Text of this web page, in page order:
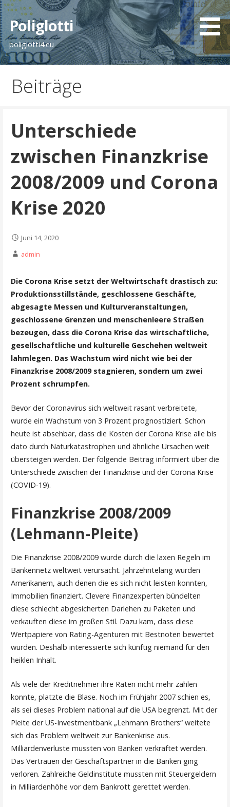
Zum
Inhalt
springen
Poliglotti
poliglotti4.eu
Beiträge
Unterschiede
zwischen Finanzkrise
2008/2009 und Corona
Krise 2020
Juni 14, 2020
admin
Die Corona Krise setzt der Weltwirtschaft drastisch zu:
Produktionsstillstände, geschlossene Geschäfte,
abgesagte Messen und Kulturveranstaltungen,
geschlossene Grenzen und menschenleere Straßen
bezeugen, dass die Corona Krise das wirtschaftliche,
gesellschaftliche und kulturelle Geschehen weltweit
lahmlegen. Das Wachstum wird nicht wie bei der
Finanzkrise 2008/2009 stagnieren, sondern um zwei
Prozent schrumpfen.
Bevor der Coronavirus sich weltweit rasant verbreitete,
wurde ein Wachstum von 3 Prozent prognostiziert. Schon
heute ist absehbar, dass die Kosten der Corona Krise alle bis
dato durch Naturkatastrophen und ähnliche Ursachen weit
übersteigen werden. Der folgende Beitrag informiert über die
Unterschiede zwischen der Finanzkrise und der Corona Krise
(COVID-19).
Finanzkrise 2008/2009
(Lehmann-Pleite)
Die Finanzkrise 2008/2009 wurde durch die laxen Regeln im
Bankennetz weltweit verursacht. Jahrzehntelang wurden
Amerikanern, auch denen die es sich nicht leisten konnten,
Immobilien finanziert. Clevere Finanzexperten bündelten
diese schlecht abgesicherten Darlehen zu Paketen und
verkauften diese im großen Stil. Dazu kam, dass diese
Wertpapiere von Rating-Agenturen mit Bestnoten bewertet
wurden. Deshalb interessierte sich künftig niemand für den
heiklen Inhalt.
Als viele der Kreditnehmer ihre Raten nicht mehr zahlen
konnte, platzte die Blase. Noch im Frühjahr 2007 schien es,
als sei dieses Problem national auf die USA begrenzt. Mit der
Pleite der US-Investmentbank „Lehmann Brothers“ weitete
sich das Problem weltweit zur Bankenkrise aus.
Milliardenverluste mussten von Banken verkraftet werden.
Das Vertrauen der Geschäftspartner in die Banken ging
verloren. Zahlreiche Geldinstitute mussten mit Steuergeldern
in Milliardenhöhe vor dem Bankrott gerettet werden.